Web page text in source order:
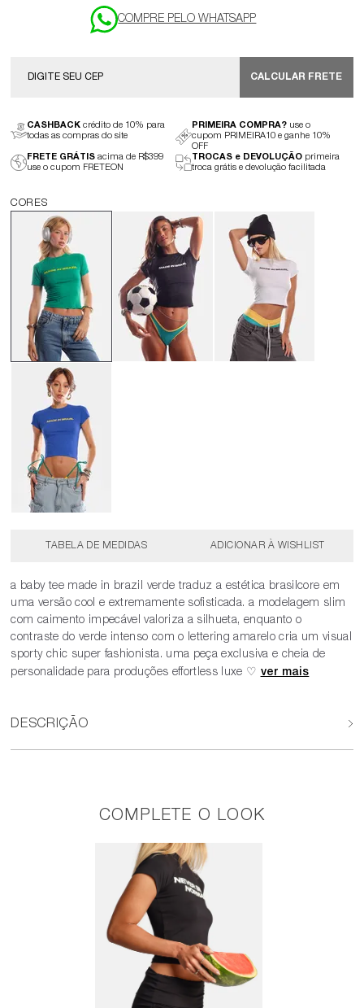
CALCULAR FRETE
CASHBACK crédito de 10% para
todas as compras do site
PRIMEIRA COMPRA? use o
cupom PRIMEIRA10 e ganhe 10%
OFF
FRETE GRÁTIS acima de R$399
use o cupom FRETEON
TROCAS e DEVOLUÇÃO primeira
troca grátis e devolução facilitada
TABELA DE MEDIDAS
a baby tee made in brazil verde traduz a estética brasilcore em
uma versão cool e extremamente sofisticada. a modelagem slim
com caimento impecável valoriza a silhueta, enquanto o
contraste do verde intenso com o lettering amarelo cria um visual
sporty chic super fashionista. uma peça exclusiva e cheia de
personalidade para produções effortless luxe ♡
DESCRIÇÃO
COMPLETE O LOOK